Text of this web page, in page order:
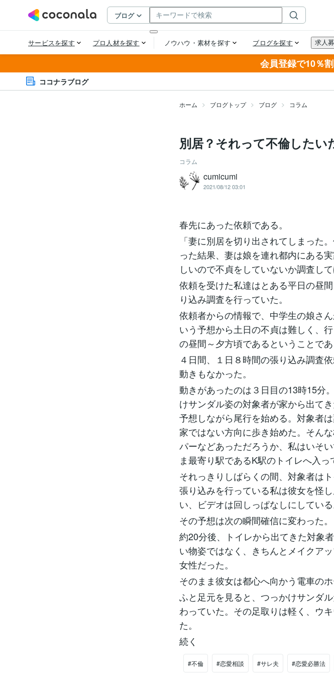
会員登録で10％
ココナラブログ
ホーム ブログトップ ブログ コラム
別居？それって不倫したい
コラム
cumicumi
2021/08/12 03:01
春先にあった依頼である。
「妻に別居を切り出されてしまった
った結果、妻は娘を連れ都内にある
しいので不貞をしていないか調査して
依頼を受けた私達はとある平日の昼
り込み調査を行っていた。
依頼者からの情報で、中学生の娘さ
いう予想から土日の不貞は難しく、
の昼間～夕方頃であるということであ
４日間、１日８時間の張り込み調査
動きもなかった。
動きがあったのは３日目の13時15分
けサンダル姿の対象者が家から出て
予想しながら尾行を始める。対象者
家ではない方向に歩き始めた。そん
パーなどあっただろうか、私はいそ
ま最寄り駅であるK駅のトイレへ入っ
それっきりしばらくの間、対象者は
張り込みを行っている私は彼女を怪
い、ビデオは回しっぱなしにしている
その予想は次の瞬間確信に変わった。
約20分後、トイレから出てきた対象
い物姿ではなく、きちんとメイクア
女性だった。
そのまま彼女は都心へ向かう電車のホ
ふと足元を見ると、つっかけサンダ
わっていた。その足取りは軽く、ウ
た。
続く
#不倫 #恋愛相談 #サレ夫 #恋愛必勝法